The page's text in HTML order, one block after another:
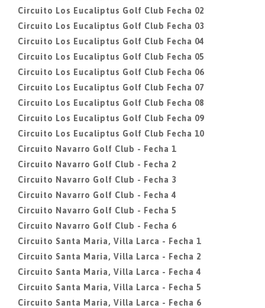
Circuito Los Eucaliptus Golf Club Fecha 02
Circuito Los Eucaliptus Golf Club Fecha 03
Circuito Los Eucaliptus Golf Club Fecha 04
Circuito Los Eucaliptus Golf Club Fecha 05
Circuito Los Eucaliptus Golf Club Fecha 06
Circuito Los Eucaliptus Golf Club Fecha 07
Circuito Los Eucaliptus Golf Club Fecha 08
Circuito Los Eucaliptus Golf Club Fecha 09
Circuito Los Eucaliptus Golf Club Fecha 10
Circuito Navarro Golf Club - Fecha 1
Circuito Navarro Golf Club - Fecha 2
Circuito Navarro Golf Club - Fecha 3
Circuito Navarro Golf Club - Fecha 4
Circuito Navarro Golf Club - Fecha 5
Circuito Navarro Golf Club - Fecha 6
Circuito Santa Maria, Villa Larca - Fecha 1
Circuito Santa Maria, Villa Larca - Fecha 2
Circuito Santa Maria, Villa Larca - Fecha 4
Circuito Santa Maria, Villa Larca - Fecha 5
Circuito Santa Maria, Villa Larca - Fecha 6